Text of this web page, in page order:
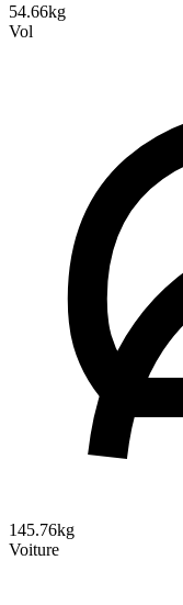
54.66kg
Vol
145.76kg
Voiture